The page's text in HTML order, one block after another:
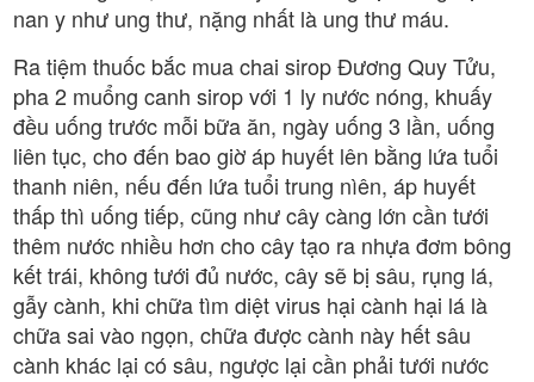
nan y như ung thư, nặng nhất là ung thư máu.
Ra tiệm thuốc bắc mua chai sirop Đương Quy Tửu,
pha 2 muổng canh sirop với 1 ly nước nóng, khuấy
đều uống trước mỗi bữa ăn, ngày uống 3 lần, uống
liên tục, cho đến bao giờ áp huyết lên bằng lứa tuổi
thanh niên, nếu đến lứa tuổi trung nìên, áp huyết
thấp thì uống tiếp, cũng như cây càng lớn cần tưới
thêm nước nhiều hơn cho cây tạo ra nhựa đơm bông
kết trái, không tưới đủ nước, cây sẽ bị sâu, rụng lá,
gẫy cành, khi chữa tìm diệt virus hại cành hại lá là
chữa sai vào ngọn, chữa được cành này hết sâu
cành khác lại có sâu, ngược lại cần phải tưới nước